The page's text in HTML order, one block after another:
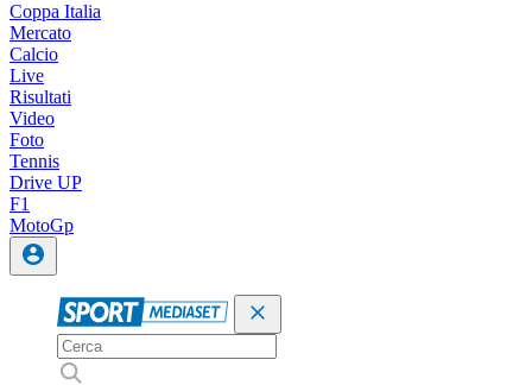
Coppa Italia
Mercato
Calcio
Live
Risultati
Video
Foto
Tennis
Drive UP
F1
MotoGp